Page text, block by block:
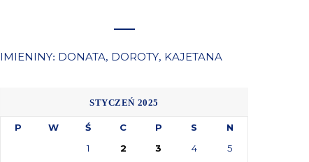
IMIENINY: DONATA, DOROTY, KAJETANA
STYCZEŃ 2025
P W Ś C P S
N
1
2 3 4
5